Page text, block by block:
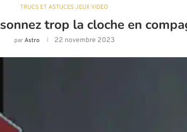
TRUCS ET ASTUCES JEUX VIDÉO
trop la cloche en
parAstro 22 novembre 2023